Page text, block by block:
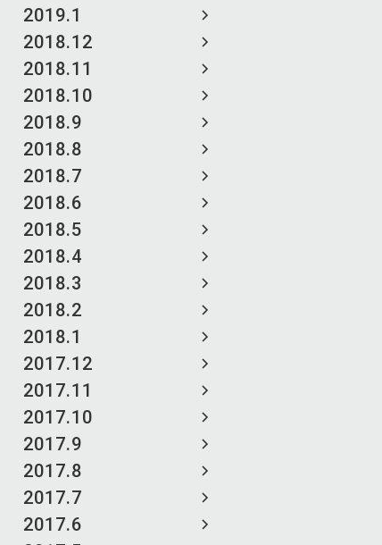
2019.1
2018.12
2018.11
2018.10
2018.9
2018.8
2018.7
2018.6
2018.5
2018.4
2018.3
2018.2
2018.1
2017.12
2017.11
2017.10
2017.9
2017.8
2017.7
2017.6